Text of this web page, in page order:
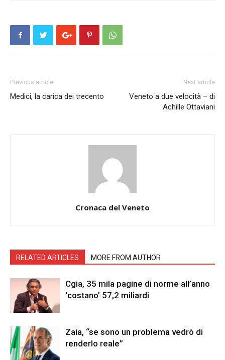
Previous article
Medici, la carica dei trecento
Next article
Veneto a due velocità – di
Achille Ottaviani
Cronaca del Veneto
RELATED ARTICLES MORE FROM AUTHOR
Cgia, 35 mila pagine di norme all’anno
‘costano’ 57,2 miliardi
Zaia, “se sono un problema vedrò di
renderlo reale”